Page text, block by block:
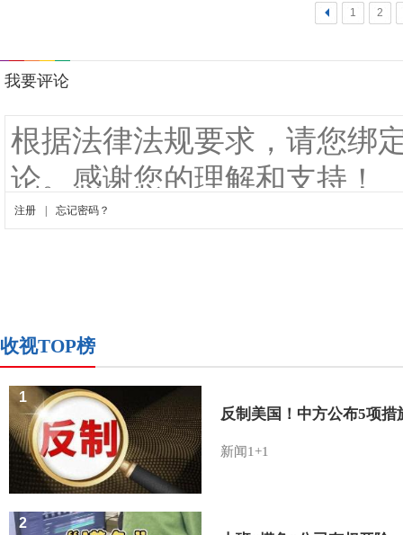
< 1 2
收视TOP榜
反制美国！中方公布5项措
新闻1+1
1
2